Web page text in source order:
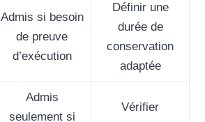
Admis si besoin
de preuve
d’exécution
Définir une
durée de
conservation
adaptée
Admis
seulement si
Vérifier